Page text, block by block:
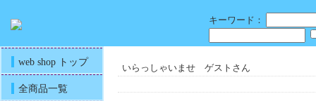
キーワード：
web shop トップ
全商品一覧
いらっしゃいませ ゲストさん